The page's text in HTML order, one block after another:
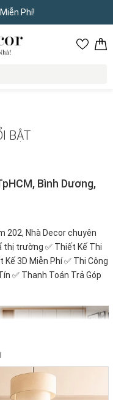
Phí!
BẬT
Bình Dương,
202, Nhà Decor chuyên
thị trường ✅ Thiết Kế Thi
3D Miễn Phí ✅ Thi Công
✅ Thanh Toán Trả Góp